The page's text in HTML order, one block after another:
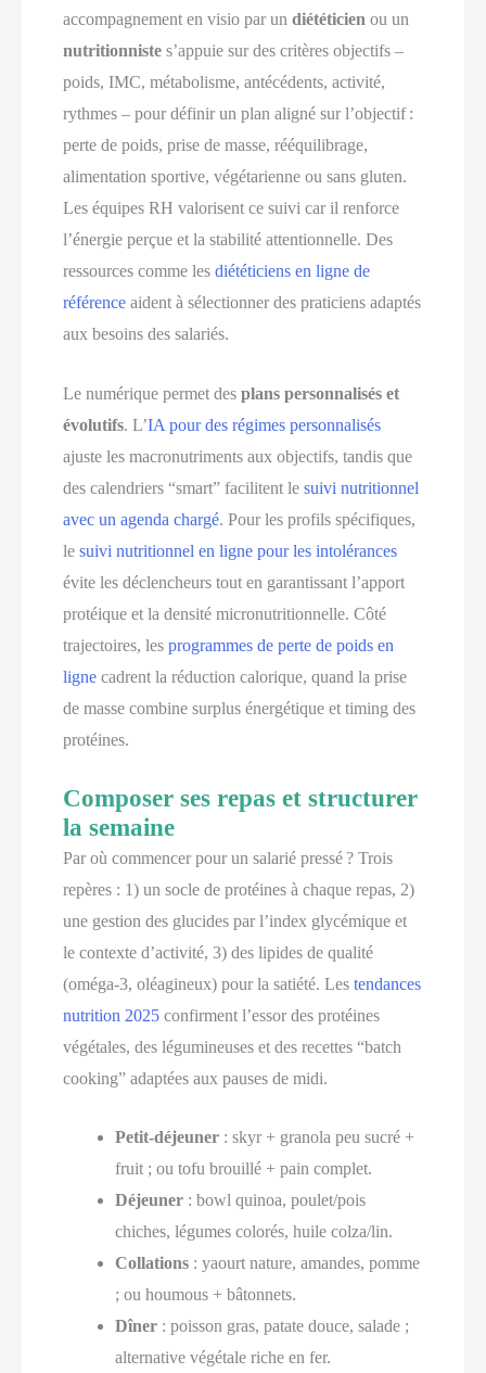
accompagnement en visio par undiététicien ou un
nutritionniste s’appuie sur des critères objectifs –
poids, IMC, métabolisme, antécédents, activité,
rythmes – pour définir un plan aligné sur l’objectif :
perte de poids, prise de masse, rééquilibrage,
alimentation sportive, végétarienne ou sans gluten.
Les équipes RH valorisent ce suivi car il renforce
l’énergie perçue et la stabilité attentionnelle. Des
ressources comme lesdiététiciens en ligne de
référence aident à sélectionner des praticiens adaptés
aux besoins des salariés.
Le numérique permet desplans personnalisés et
évolutifs. L’IA pour des régimes personnalisés
ajuste les macronutriments aux objectifs, tandis que
des calendriers “smart” facilitent lesuivi nutritionnel
avec un agenda chargé. Pour les profils spécifiques,
lesuivi nutritionnel en ligne pour les intolérances
évite les déclencheurs tout en garantissant l’apport
protéique et la densité micronutritionnelle. Côté
trajectoires, lesprogrammes de perte de poids en
ligne cadrent la réduction calorique, quand la prise
de masse combine surplus énergétique et timing des
protéines.
Composer ses repas et structurer
la semaine
Par où commencer pour un salarié pressé ? Trois
repères : 1) un socle de protéines à chaque repas, 2)
une gestion des glucides par l’index glycémique et
le contexte d’activité, 3) des lipides de qualité
(oméga-3, oléagineux) pour la satiété. Lestendances
nutrition 2025 confirment l’essor des protéines
végétales, des légumineuses et des recettes “batch
cooking” adaptées aux pauses de midi.
Petit-déjeuner : skyr + granola peu sucré +
fruit ; ou tofu brouillé + pain complet.
Déjeuner : bowl quinoa, poulet/pois
chiches, légumes colorés, huile colza/lin.
Collations : yaourt nature, amandes, pomme
; ou houmous + bâtonnets.
Dîner : poisson gras, patate douce, salade ;
alternative végétale riche en fer.